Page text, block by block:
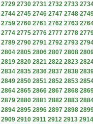
2729 2730 2731 2732 2733
2744 2745 2746 2747 2748
2759 2760 2761 2762 2763
2774 2775 2776 2777 2778
2789 2790 2791 2792 2793
2804 2805 2806 2807 2808
2819 2820 2821 2822 2823
2834 2835 2836 2837 2838
2849 2850 2851 2852 2853
2864 2865 2866 2867 2868
2879 2880 2881 2882 2883
2894 2895 2896 2897 2898
2909 2910 2911 2912 2913 2914